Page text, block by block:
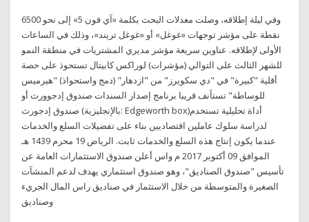
وفي ليلة إطلاقه، وصلت معدلات البحث بكلمة «آي فون 5» إلى نحو 6500
نقطة على مؤشر توجهات «غوغل» أو «غوغل تريند»، وذلك في الساعات
الأولى لإطلاقه. عناوين سريعة مؤشر مديري المشتريات في منطقة النمو
للشهر الثالث على التوالي (مؤشرات) لوراكس كابيتال تستحوذ على حصة
أقلية "كبيرة" في "دي سكويرز" من "ازدهار" (دمج واستحواذ) "هيرميس
للوساطة" تستأنف قريبا برنامج إصدار السندات صندوق إدجوورث أو
صندوق إدجورث (بالإنجليزية: Edgeworth box)‏ أداة تحليلية تستخدم
لدراسة سلوك عاملين اقتصاديين بناء على تفضيلات السلع والخدمات
عندما يكون إنتاج هذه السلع والخدمات ثابت. الرياض 19 محرم 1439 هـ
الموافق 09 أكتوبر 2017 م واس أعلن صندوق الاستثمارات العامة عن
تأسيس "صندوق الصناديق"، وهو صندوق استثماري يهدف لدعم المنشآت
الصغيرة والمتوسطة من خلال الاستثمار في صناديق راس المال الجريء
وصناديق